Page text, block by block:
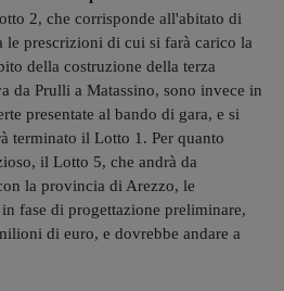
2, che corrisponde all'abitato di
le prescrizioni di cui si farà carico la
della costruzione della terza
da Prulli a Matassino, sono invece in
presentate al bando di gara, e si
terminato il Lotto 1. Per quanto
il Lotto 5, che andrà da
la provincia di Arezzo, le
fase di progettazione preliminare,
di euro, e dovrebbe andare a